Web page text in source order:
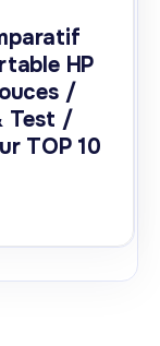
HP
/
Test /
TOP 10